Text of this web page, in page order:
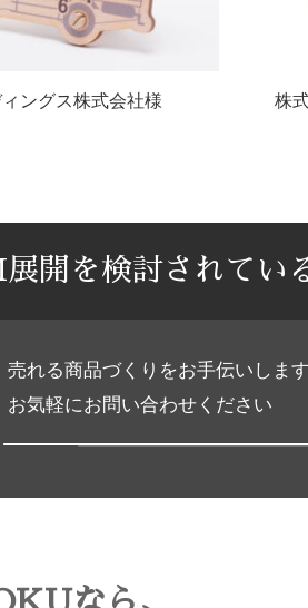
ングス株式会社様 株
開を検討されてい
売れる商品づくりをお手伝いします
お気軽にお問い合わせください